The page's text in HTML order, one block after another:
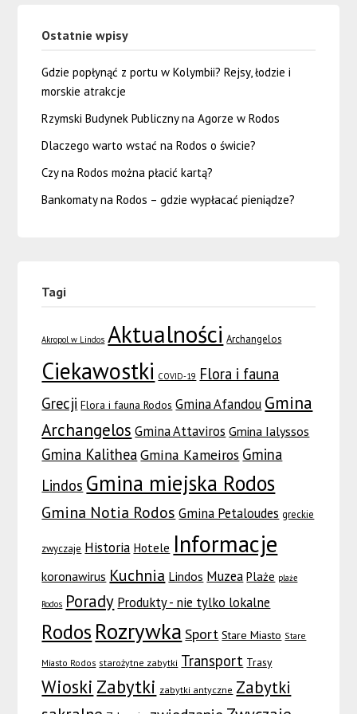
Ostatnie wpisy
Gdzie popłynąć z portu w Kolymbii? Rejsy, łodzie i
morskie atrakcje
Rzymski Budynek Publiczny na Agorze w Rodos
Dlaczego warto wstać na Rodos o świcie?
Czy na Rodos można płacić kartą?
Bankomaty na Rodos – gdzie wypłacać pieniądze?
Tagi
Akropol w Lindos Aktualności Archangelos
Ciekawostki COVID-19 Flora i fauna
Grecji Flora i fauna Rodos Gmina Afandou Gmina
Archangelos Gmina Attaviros Gmina Ialyssos
Gmina Kalithea Gmina Kameiros Gmina
Lindos Gmina miejska Rodos
Gmina Notia Rodos Gmina Petaloudes greckie
zwyczaje Historia Hotele Informacje
koronawirus Kuchnia Lindos Muzea Plaże plaże
Rodos Porady Produkty - nie tylko lokalne
Rodos Rozrywka Sport Stare Miasto Stare
Miasto Rodos starożytne zabytki Transport Trasy
Wioski Zabytki zabytki antyczne Zabytki